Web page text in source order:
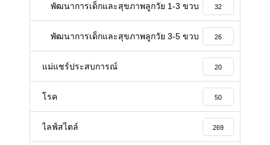
พัฒนาการเด็กและสุขภาพลูกวัย 1-3 ขวบ 32
พัฒนาการเด็กและสุขภาพลูกวัย 3-5 ขวบ 26
แม่แชร์ประสบการณ์ 20
โรค 50
ไลฟ์สไตล์ 269